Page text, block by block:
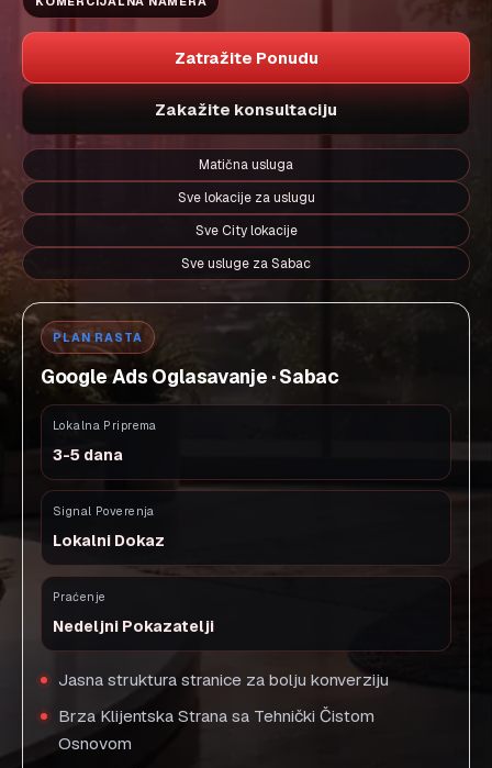
Zatražite Ponudu
Zakažite konsultaciju
Matična usluga
Sve lokacije za uslugu
Sve City lokacije
Sve usluge za Sabac
PLAN RASTA
Google Ads Oglasavanje · Sabac
Lokalna Priprema
3-5 dana
Signal Poverenja
Lokalni Dokaz
Praćenje
Nedeljni Pokazatelji
Jasna struktura stranice za bolju konverziju
Brza Klijentska Strana sa Tehnički Čistom
Osnovom